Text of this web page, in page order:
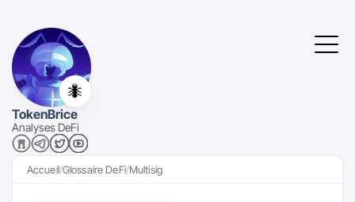
🐜
TokenBrice
Analyses DeFi
Accueil Glossaire DeFi Multisig